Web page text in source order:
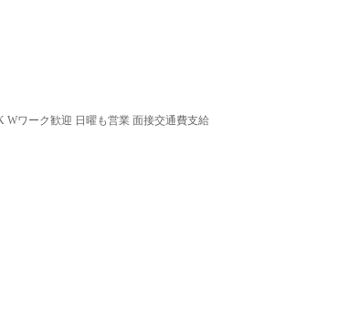
Wワーク歓迎 日曜も営業 面接交通費支給